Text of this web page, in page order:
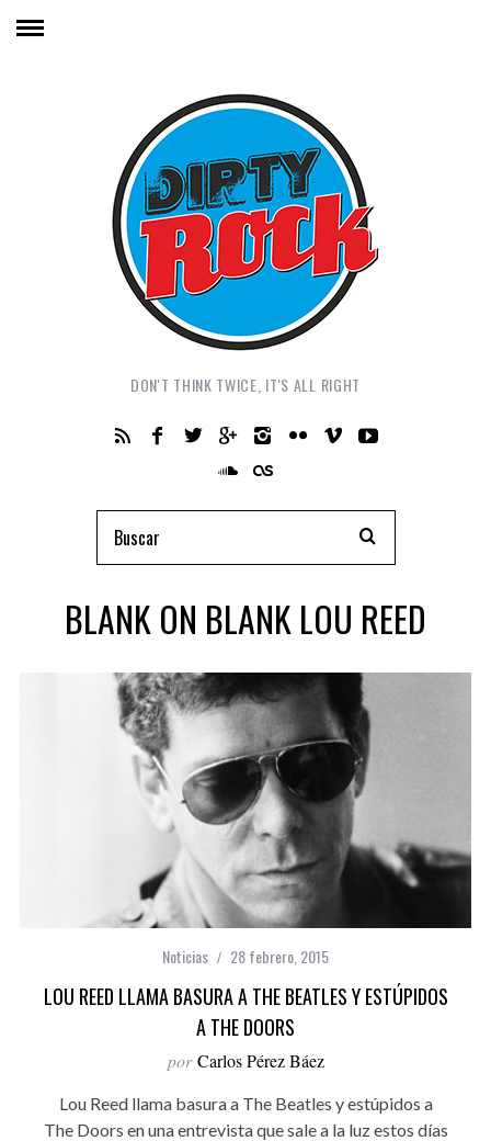
DON'T THINK TWICE, IT'S ALL RIGHT
BLANK ON BLANK LOU REED
Noticias 28 febrero, 2015
LOU REED LLAMA BASURA A THE BEATLES Y ESTÚPIDOS
A THE DOORS
por Carlos Pérez Báez
Lou Reed llama basura a The Beatles y estúpidos a
The Doors en una entrevista que sale a la luz estos días